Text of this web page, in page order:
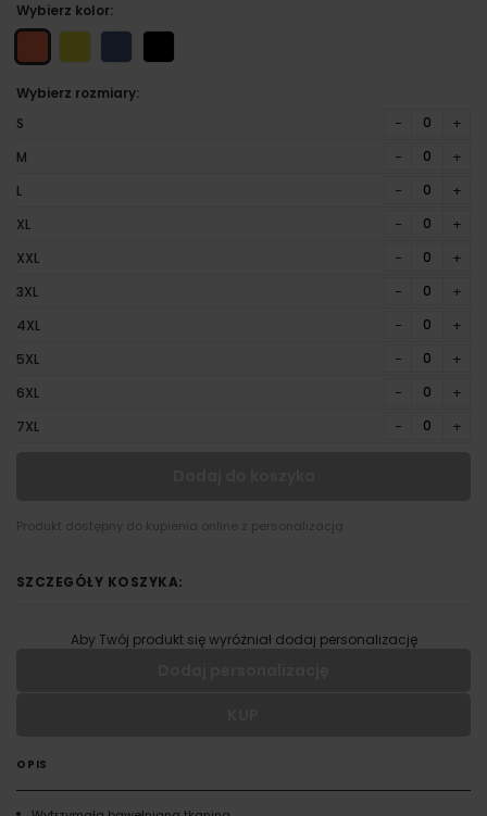
OPIS
Wybierz kolor:
Wybierz rozmiary:
S
− +
M − +
L − +
XL − +
XXL − +
3XL − +
4XL − +
5XL − +
6XL − +
7XL − +
Produkt dostępny do kupienia online z personalizacją
SZCZEGÓŁY KOSZYKA:
Aby Twój produkt się wyróżniał dodaj personalizację